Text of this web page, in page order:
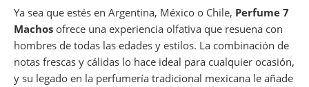
Ya sea que estés en Argentina, México o Chile, Perfume 7
Machos ofrece una experiencia olfativa que resuena con
hombres de todas las edades y estilos. La combinación de
notas frescas y cálidas lo hace ideal para cualquier ocasión,
y su legado en la perfumería tradicional mexicana le añade